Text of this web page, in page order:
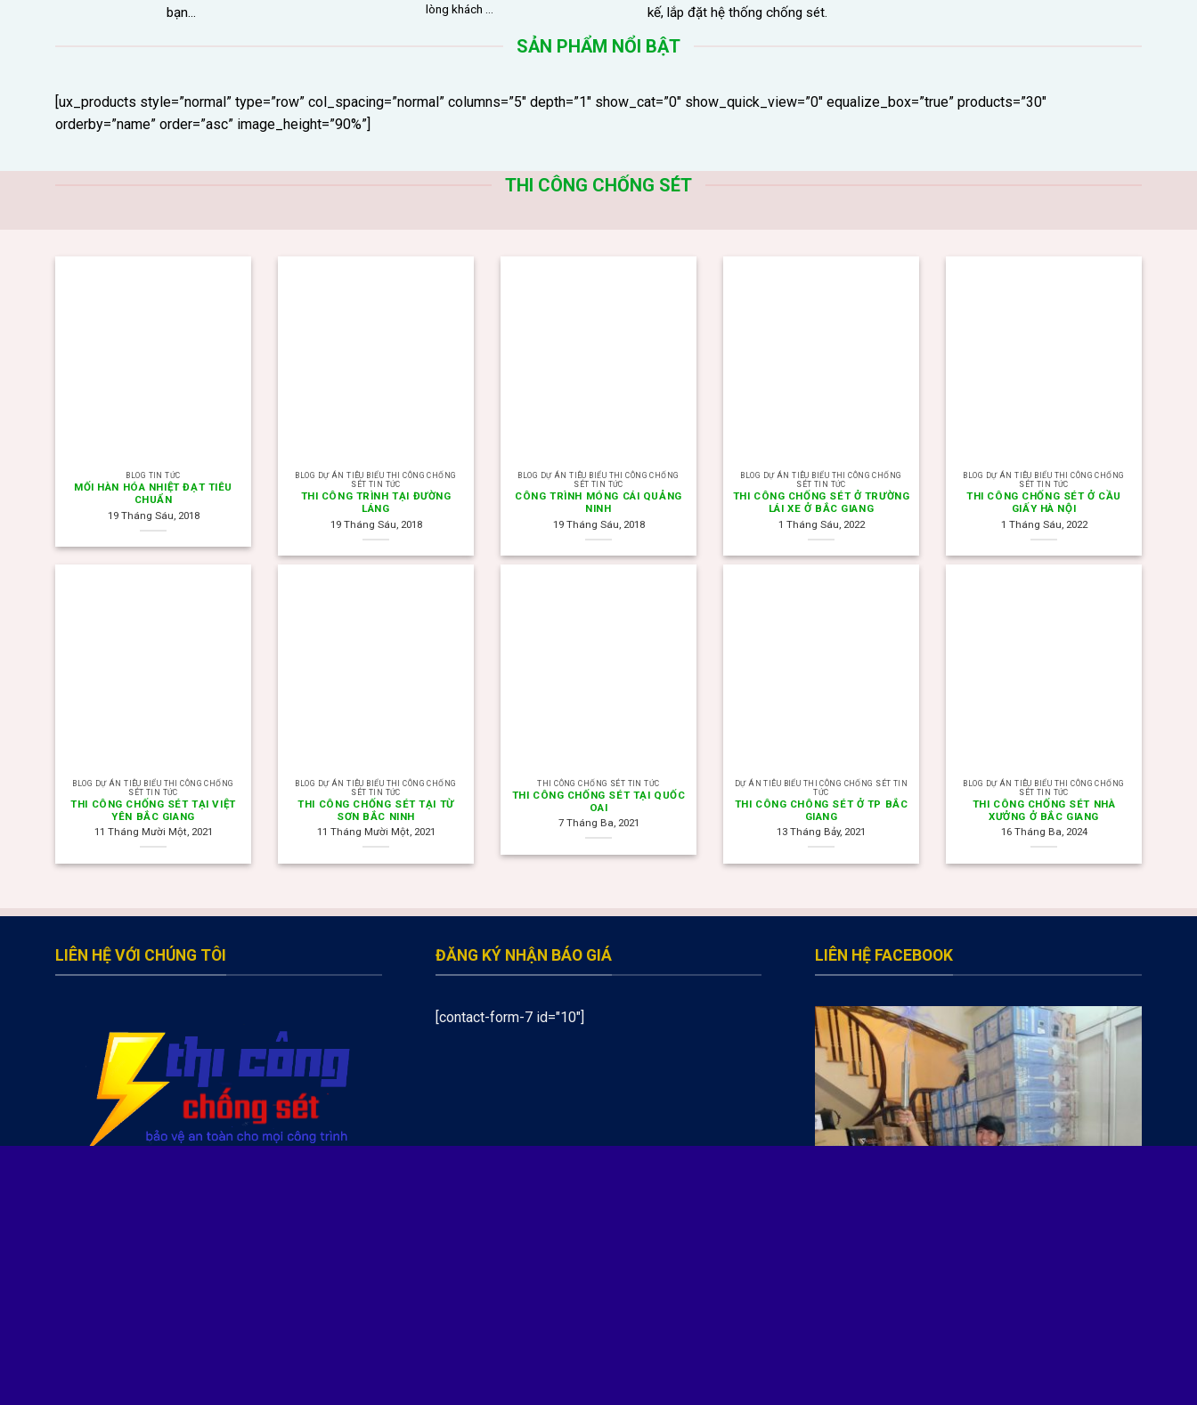
bạn…
lòng khách …
kế, lắp đặt hệ thống chống sét.
SẢN PHẨM NỔI BẬT
[ux_products style=”normal” type=”row” col_spacing=”normal” columns=”5″ depth=”1″ show_cat=”0″ show_quick_view=”0″ equalize_box=”true” products=”30″
orderby=”name” order=”asc” image_height=”90%”]
THI CÔNG CHỐNG SÉT
BLOG TIN TỨC
MỐI HÀN HÓA NHIỆT ĐẠT TIÊU
CHUẨN
19 Tháng Sáu, 2018
BLOG DỰ ÁN TIÊU BIỂU THI CÔNG CHỐNG
SÉT TIN TỨC
THI CÔNG TRÌNH TẠI ĐƯỜNG
LÁNG
19 Tháng Sáu, 2018
BLOG DỰ ÁN TIÊU BIỂU THI CÔNG CHỐNG
SÉT TIN TỨC
CÔNG TRÌNH MÓNG CÁI QUẢNG
NINH
19 Tháng Sáu, 2018
BLOG DỰ ÁN TIÊU BIỂU THI CÔNG CHỐNG
SÉT TIN TỨC
THI CÔNG CHỐNG SÉT Ở TRƯỜNG
LÁI XE Ở BẮC GIANG
1 Tháng Sáu, 2022
BLOG DỰ ÁN TIÊU BIỂU THI CÔNG CHỐNG
SÉT TIN TỨC
THI CÔNG CHỐNG SÉT Ở CẦU
GIẤY HÀ NỘI
1 Tháng Sáu, 2022
BLOG DỰ ÁN TIÊU BIỂU THI CÔNG CHỐNG
SÉT TIN TỨC
THI CÔNG CHỐNG SÉT TẠI VIỆT
YÊN BẮC GIANG
11 Tháng Mười Một, 2021
BLOG DỰ ÁN TIÊU BIỂU THI CÔNG CHỐNG
SÉT TIN TỨC
THI CÔNG CHỐNG SÉT TẠI TỪ
SƠN BẮC NINH
11 Tháng Mười Một, 2021
THI CÔNG CHỐNG SÉT TIN TỨC
THI CÔNG CHỐNG SÉT TẠI QUỐC
OAI
7 Tháng Ba, 2021
DỰ ÁN TIÊU BIỂU THI CÔNG CHỐNG SÉT TIN
TỨC
THI CÔNG CHÔNG SÉT Ở TP BẮC
GIANG
13 Tháng Bảy, 2021
BLOG DỰ ÁN TIÊU BIỂU THI CÔNG CHỐNG
SÉT TIN TỨC
THI CÔNG CHỐNG SÉT NHÀ
XƯỞNG Ở BẮC GIANG
16 Tháng Ba, 2024
valor bet
Раскрутка и Продвижение Онлайн Казино
valor casino Argentina
valor bet
LIÊN HỆ VỚI CHÚNG TÔI ĐĂNG KÝ NHẬN BÁO GIÁ
[contact-form-7 id="10"]
LIÊN HỆ FACEBOOK